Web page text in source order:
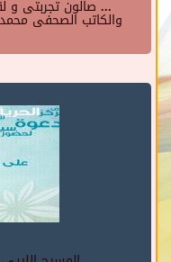
... صالون تجربتى و
والكاتب الصحفى